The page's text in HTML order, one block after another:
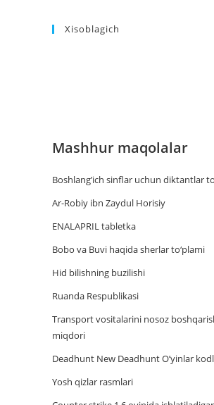
Xisoblagich
Mashhur maqolalar
Boshlang’ich sinflar uchun diktantlar
Ar-Robiy ibn Zaydul Horisiy
ENALAPRIL tabletka
Bobo va Buvi haqida sherlar to‘plami
Hid bilishning buzilishi
Ruanda Respublikasi
Trаnsport vositаlаrini nosoz
miqdori
Deadhunt New Deadhunt O’yinlar
Yosh qizlar rasmlari